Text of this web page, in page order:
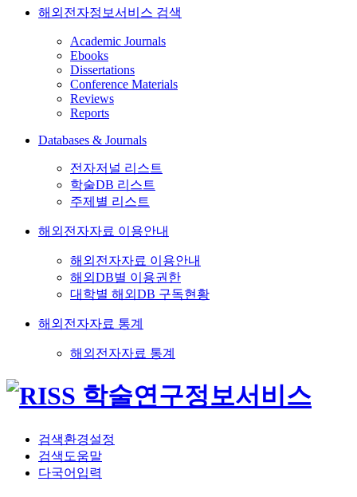
해외전자정보서비스 검색
Academic Journals
Ebooks
Dissertations
Conference Materials
Reviews
Reports
Databases & Journals
전자저널 리스트
학술DB 리스트
주제별 리스트
해외전자자료 이용안내
해외전자자료 이용안내
해외DB별 이용권한
대학별 해외DB 구독현황
해외전자자료 통계
해외전자자료 통계
검색환경설정
검색도움말
다국어입력